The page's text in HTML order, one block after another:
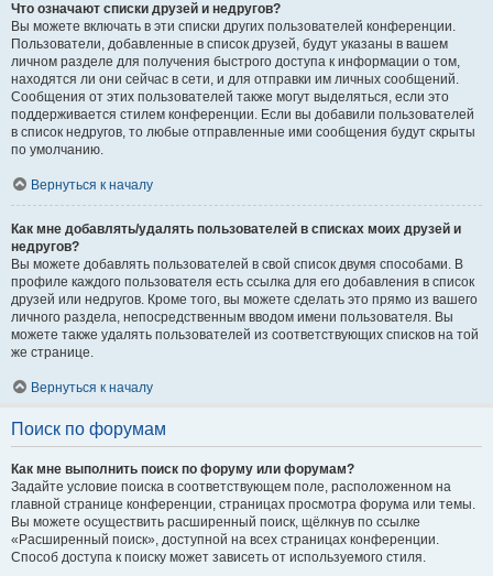
Что означают списки друзей и недругов?
Вы можете включать в эти списки других пользователей конференции.
Пользователи, добавленные в список друзей, будут указаны в вашем
личном разделе для получения быстрого доступа к информации о том,
находятся ли они сейчас в сети, и для отправки им личных сообщений.
Сообщения от этих пользователей также могут выделяться, если это
поддерживается стилем конференции. Если вы добавили пользователей
в список недругов, то любые отправленные ими сообщения будут скрыты
по умолчанию.
Вернуться к началу
Как мне добавлять/удалять пользователей в списках моих друзей и
недругов?
Вы можете добавлять пользователей в свой список двумя способами. В
профиле каждого пользователя есть ссылка для его добавления в список
друзей или недругов. Кроме того, вы можете сделать это прямо из вашего
личного раздела, непосредственным вводом имени пользователя. Вы
можете также удалять пользователей из соответствующих списков на той
же странице.
Вернуться к началу
Поиск по форумам
Как мне выполнить поиск по форуму или форумам?
Задайте условие поиска в соответствующем поле, расположенном на
главной странице конференции, страницах просмотра форума или темы.
Вы можете осуществить расширенный поиск, щёлкнув по ссылке
«Расширенный поиск», доступной на всех страницах конференции.
Способ доступа к поиску может зависеть от используемого стиля.